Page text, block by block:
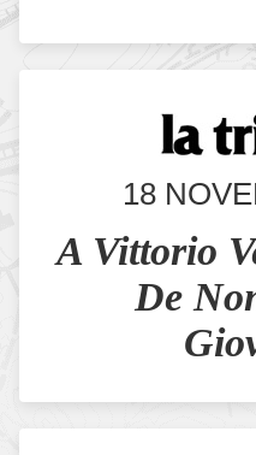
18
A Vittorio
De